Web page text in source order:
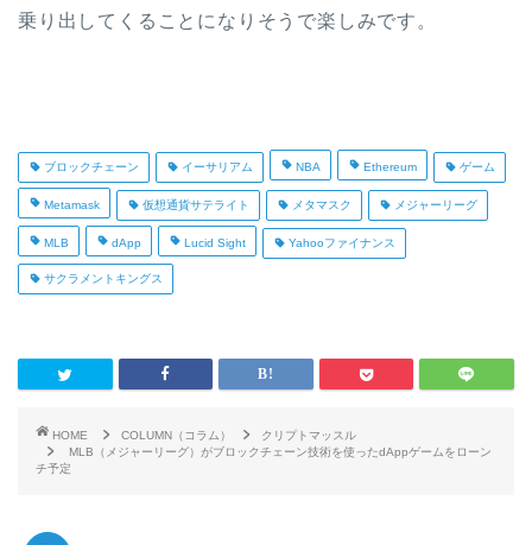
乗り出してくることになりそうで楽しみです。
ブロックチェーン イーサリアム NBA Ethereum ゲーム
Metamask 仮想通貨サテライト メタマスク メジャーリーグ
MLB dApp Lucid Sight Yahooファイナンス
サクラメントキングス
HOME COLUMN（コラム）
クリプトマッスル
MLB（メジャーリーグ）がブロックチェーン技術を使ったdAppゲームをローン
チ予定